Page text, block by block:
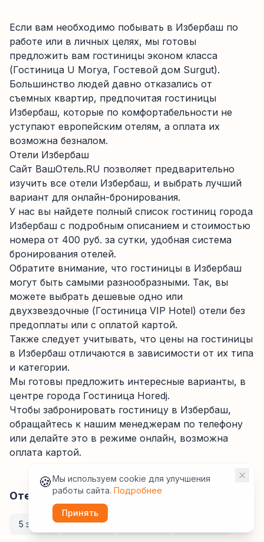
Если вам необходимо побывать в Избербаш по
работе или в личных целях, мы готовы
предложить вам гостиницы эконом класса
(Гостиница U Morya, Гостевой дом Surgut).
Большинство людей давно отказались от
съемных квартир, предпочитая гостиницы
Избербаш, которые по комфортабельности не
уступают европейским отелям, а оплата их
возможна безналом.
Отели Избербаш
Сайт ВашОтель.RU позволяет предварительно
изучить все отели Избербаш, и выбрать лучший
вариант для онлайн-бронирования.
У нас вы найдете полный список гостиниц города
Избербаш с подробным описанием и стоимостью
номера от 400 руб. за сутки, удобная система
бронирования отелей.
Обратите внимание, что гостиницы в Избербаш
могут быть самыми разнообразными. Так, вы
можете выбрать дешевые одно или
двухзвездочные (Гостиница VIP Hotel) отели без
предоплаты или с оплатой картой.
Также следует учитывать, что цены на гостиницы
в Избербаш отличаются в зависимости от их типа
и категории.
Мы готовы предложить интересные варианты, в
центре города Гостиница Horedj.
Чтобы забронировать гостиницу в Избербаш,
обращайтесь к нашим менеджерам по телефону
или делайте это в режиме онлайн, возможна
оплата картой.
Отели по звёздности
5 звёзд 4 звезды
🍪Мы используем cookie для улучшения
работы сайта. Подробнее
Принять